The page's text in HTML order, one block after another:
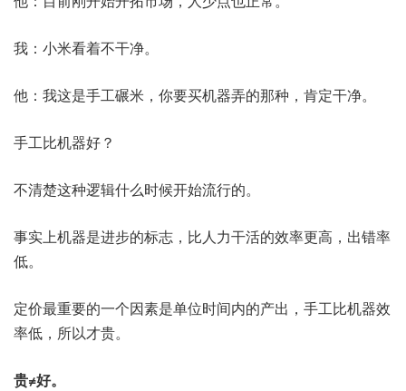
我：小米看着不干净。
他：我这是手工碾米，你要买机器弄的那种，肯定干净。
手工比机器好？
不清楚这种逻辑什么时候开始流行的。
事实上机器是进步的标志，比人力干活的效率更高，出错率
低。
定价最重要的一个因素是单位时间内的产出，手工比机器效
率低，所以才贵。
贵≠好。